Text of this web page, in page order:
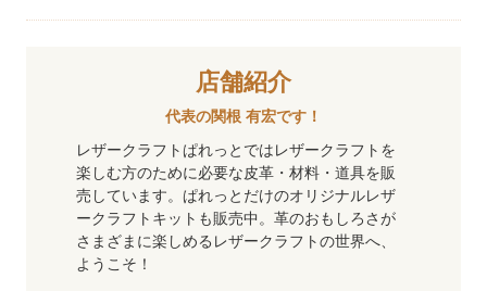
店舗紹介
代表の関根 有宏です！
レザークラフトぱれっとではレザークラフトを
楽しむ方のために必要な皮革・材料・道具を販
売しています。ぱれっとだけのオリジナルレザ
ークラフトキットも販売中。革のおもしろさが
さまざまに楽しめるレザークラフトの世界へ、
ようこそ！